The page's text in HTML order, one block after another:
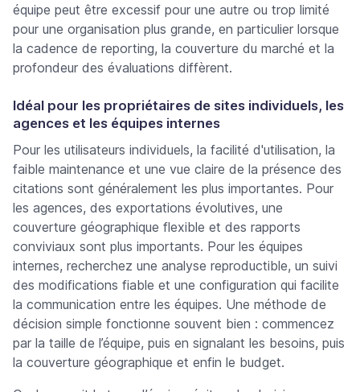
équipe peut être excessif pour une autre ou trop limité
pour une organisation plus grande, en particulier lorsque
la cadence de reporting, la couverture du marché et la
profondeur des évaluations diffèrent.
Idéal pour les propriétaires de sites individuels, les
agences et les équipes internes
Pour les utilisateurs individuels, la facilité d'utilisation, la
faible maintenance et une vue claire de la présence des
citations sont généralement les plus importantes. Pour
les agences, des exportations évolutives, une
couverture géographique flexible et des rapports
conviviaux sont plus importants. Pour les équipes
internes, recherchez une analyse reproductible, un suivi
des modifications fiable et une configuration qui facilite
la communication entre les équipes. Une méthode de
décision simple fonctionne souvent bien : commencez
par la taille de l’équipe, puis en signalant les besoins, puis
la couverture géographique et enfin le budget.